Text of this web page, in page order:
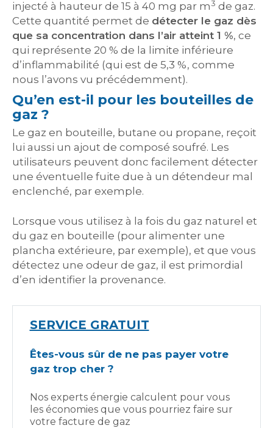
injecté à hauteur de 15 à 40 mg par m3 de gaz.
Cette quantité permet de détecter le gaz dès
que sa concentration dans l’air atteint 1 %, ce
qui représente 20 % de la limite inférieure
d’inflammabilité (qui est de 5,3 %, comme
nous l’avons vu précédemment).
Qu’en est-il pour les bouteilles de
gaz ?
Le gaz en bouteille, butane ou propane, reçoit
lui aussi un ajout de composé soufré. Les
utilisateurs peuvent donc facilement détecter
une éventuelle fuite due à un détendeur mal
enclenché, par exemple.
Lorsque vous utilisez à la fois du gaz naturel et
du gaz en bouteille (pour alimenter une
plancha extérieure, par exemple), et que vous
détectez une odeur de gaz, il est primordial
d’en identifier la provenance.
SERVICE GRATUIT
Êtes-vous sûr de ne pas payer votre
gaz trop cher ?
Nos experts énergie calculent pour vous
les économies que vous pourriez faire sur
votre facture de gaz